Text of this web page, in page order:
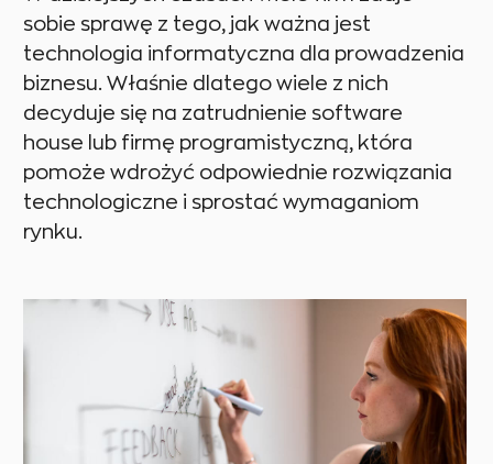
sobie sprawę z tego, jak ważna jest
technologia informatyczna dla prowadzenia
biznesu. Właśnie dlatego wiele z nich
decyduje się na zatrudnienie software
house lub firmę programistyczną, która
pomoże wdrożyć odpowiednie rozwiązania
technologiczne i sprostać wymaganiom
rynku.